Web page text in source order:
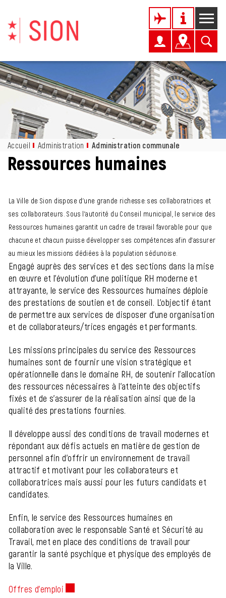
Kopfzeile
Inhalt
Accueil Administration Administration communale
Ressources humaines
La Ville de Sion dispose d'une grande richesse: ses collaboratrices et
ses collaborateurs. Sous l'autorité du Conseil municipal, le service des
Ressources humaines garantit un cadre de travail favorable pour que
chacune et chacun puisse développer ses compétences afin d'assurer
au mieux les missions dédiées à la population sédunoise.
Engagé auprès des services et des sections dans la mise
en œuvre et l’évolution d’une politique RH moderne et
attrayante, le service des Ressources humaines déploie
des prestations de soutien et de conseil. L’objectif étant
de permettre aux services de disposer d’une organisation
et de collaborateurs/trices engagés et performants.
Les missions principales du service des Ressources
humaines sont de fournir une vision stratégique et
opérationnelle dans le domaine RH, de soutenir l'allocation
des ressources nécessaires à l'atteinte des objectifs
fixés et de s'assurer de la réalisation ainsi que de la
qualité des prestations fournies.
Il développe aussi des conditions de travail modernes et
répondant aux défis actuels en matière de gestion de
personnel afin d’offrir un environnement de travail
attractif et motivant pour les collaborateurs et
collaboratrices mais aussi pour les futurs candidats et
candidates.
Enfin, le service des Ressources humaines en
collaboration avec le responsable Santé et Sécurité au
Travail, met en place des conditions de travail pour
garantir la santé psychique et physique des employés de
la Ville.
Offres d'emploi
Objets associés